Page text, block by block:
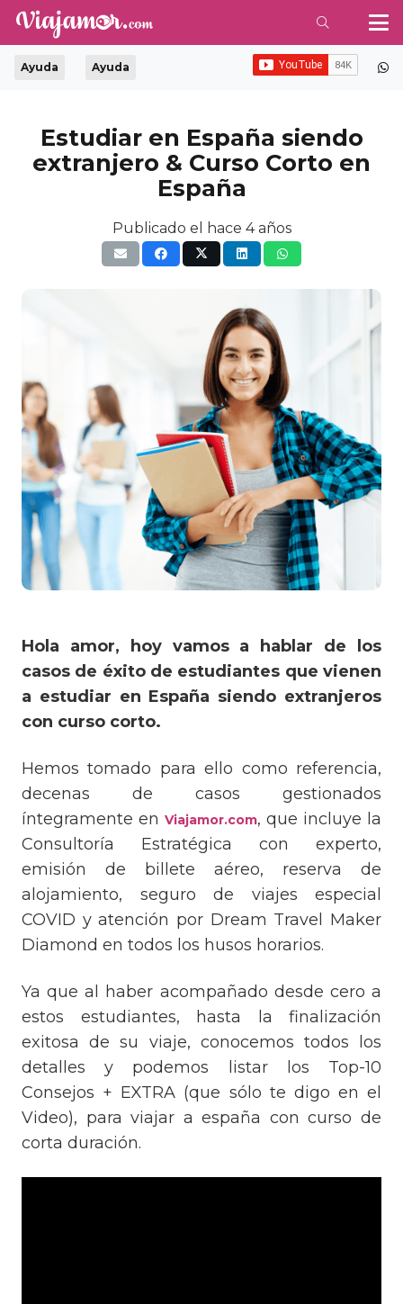
Ayuda Ayuda
Estudiar en España siendo
extranjero & Curso Corto en
España
Publicado el hace 4 años
Hola amor, hoy vamos a hablar de los
casos de éxito de estudiantes que vienen
a estudiar en España siendo extranjeros
con curso corto.
Hemos tomado para ello como referencia,
decenas de casos gestionados
íntegramente en Viajamor.com, que incluye la
Consultoría Estratégica con experto,
emisión de billete aéreo, reserva de
alojamiento, seguro de viajes especial
COVID y atención por Dream Travel Maker
Diamond en todos los husos horarios.
Ya que al haber acompañado desde cero a
estos estudiantes, hasta la finalización
exitosa de su viaje, conocemos todos los
detalles y podemos listar los Top-10
Consejos + EXTRA (que sólo te digo en el
Video), para viajar a españa con curso de
corta duración.